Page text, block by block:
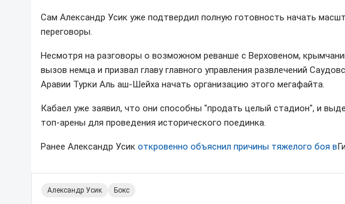
Сам Александр Усик уже подтвердил полную готовность начать
переговоры.
Несмотря на разговоры о возможном реванше с Верховеном,
вызов немца и призвал главу главного управления развлечений
Аравии Турки Аль аш-Шейха начать организацию этого мегафайта.
Кабаел уже заявил, что они способны "продать целый стадион", и
топ-арены для проведения исторического поединка.
Ранее Александр Усик откровенно объяснил причины тяжелого боя в
Александр Усик Бокс